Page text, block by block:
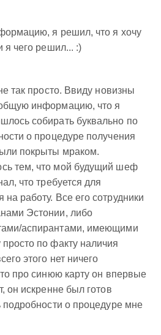
я решил, что я хочу
я чего решил... :)
так просто. Ввиду новизны
информацию, что я
собирать буквально по
о процедуре получения
покрыты мраком.
тем, что мой будущий шеф
что требуется для
работу. Все его сотрудники
Эстонии, либо
аспирантами, имеющими
по факту наличия
этого нет ничего
про синюю карту он впервые
он искренне был готов
подробности о процедуре мне